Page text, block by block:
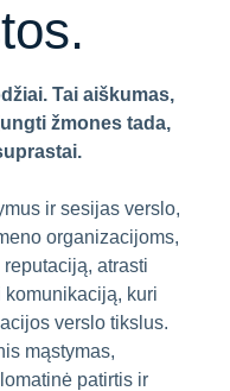
Tai aiškumas,
žmones tada,
ir sesijas verslo,
organizacijoms,
atrasti
kuri
verslo tikslus.
mąstymas,
patirtis ir